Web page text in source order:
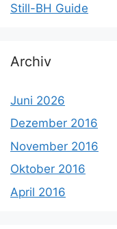
Still-BH Guide
Archiv
Juni 2026
Dezember 2016
November 2016
Oktober 2016
April 2016